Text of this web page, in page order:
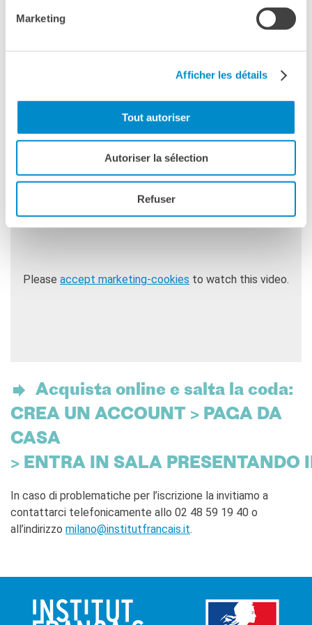
Marketing
Afficher les détails
Tout autoriser
Autoriser la sélection
Refuser
César du Meilleur acteur pour Karim Leklou
Film conseillé à partir de 12 ans / Consigliato dai 12 anni
Please accept marketing-cookies to watch this video.
Acquista online e salta la coda:
CREA UN ACCOUNT > PAGA DA
CASA
> ENTRA IN SALA PRESENTANDO
In caso di problematiche per l’iscrizione la invitiamo a
contattarci telefonicamente allo 02 48 59 19 40 o
all’indirizzo milano@institutfrancais.it.